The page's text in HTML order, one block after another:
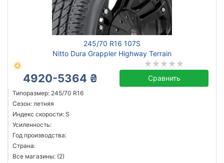
245/70 R16 107S
Nitto Dura Grappler Highway Terrain
4920-5364 ₴ Сравнить
Типоразмер: 245/70 R16
Сезон: летняя
Индекс скорости: S
Усиленность:
Год производства:
Страна:
Все магазины: (2)